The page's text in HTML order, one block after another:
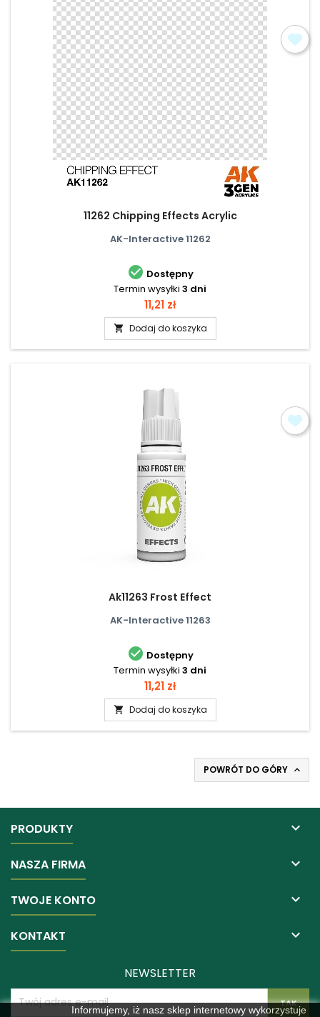
11262 Chipping Effects Acrylic
AK-Interactive 11262
 Dostępny
Termin wysyłki 3 dni
Cena
11,21 zł
 Dodaj do koszyka
Ak11263 Frost Effect
AK-Interactive 11263
 Dostępny
Termin wysyłki 3 dni
Cena
11,21 zł
 Dodaj do koszyka
POWRÓT DO GÓRY 
PRODUKTY 
NASZA FIRMA 
TWOJE KONTO 
KONTAKT 
Informujemy, iż nasz sklep internetowy wykorzystuje
NEWSLETTER